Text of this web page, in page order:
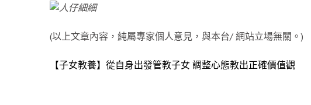
(以上文章內容，純屬專家個人意見，與本台/ 網站立場無關。)
【子女教養】從自身出發管教子女 調整心態教出正確價值觀